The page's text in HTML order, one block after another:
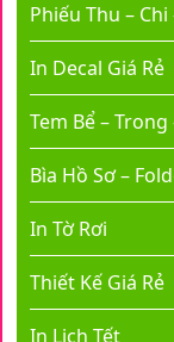
Phiếu Thu –
In Decal Giá Rẻ
Tem Bể –
Bìa Hồ Sơ –
In Tờ Rơi
Thiết Kế Giá Rẻ
In Lịch Tết